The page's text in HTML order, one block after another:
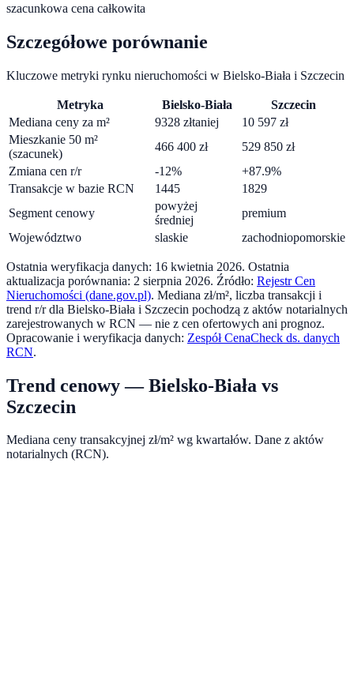
szacunkowa cena całkowita
Szczegółowe porównanie
Kluczowe metryki rynku nieruchomości w Bielsko-Biała i Szczecin
Metryka Bielsko-Biała
Szczecin
Mediana ceny za m²
9328 złtaniej 10 597 zł
Mieszkanie 50 m²
(szacunek)
466 400 zł 529 850 zł
Zmiana cen r/r
-12% +87.9%
Transakcje w bazie RCN
1445
1829
Segment cenowy
powyżej
średniej
premium
Województwo
slaskie zachodniopomorskie
Ostatnia weryfikacja danych: 16 kwietnia 2026. Ostatnia
aktualizacja porównania: 2 sierpnia 2026. Źródło: Rejestr Cen
Nieruchomości (dane.gov.pl). Mediana zł/m², liczba transakcji i
trend r/r dla Bielsko-Biała i Szczecin pochodzą z aktów notarialnych
zarejestrowanych w RCN — nie z cen ofertowych ani prognoz.
Opracowanie i weryfikacja danych: Zespół CenaCheck ds. danych
RCN.
Trend cenowy —Bielsko-Biała vs
Szczecin
Mediana ceny transakcyjnej zł/m² wg kwartałów. Dane z aktów
notarialnych (RCN).